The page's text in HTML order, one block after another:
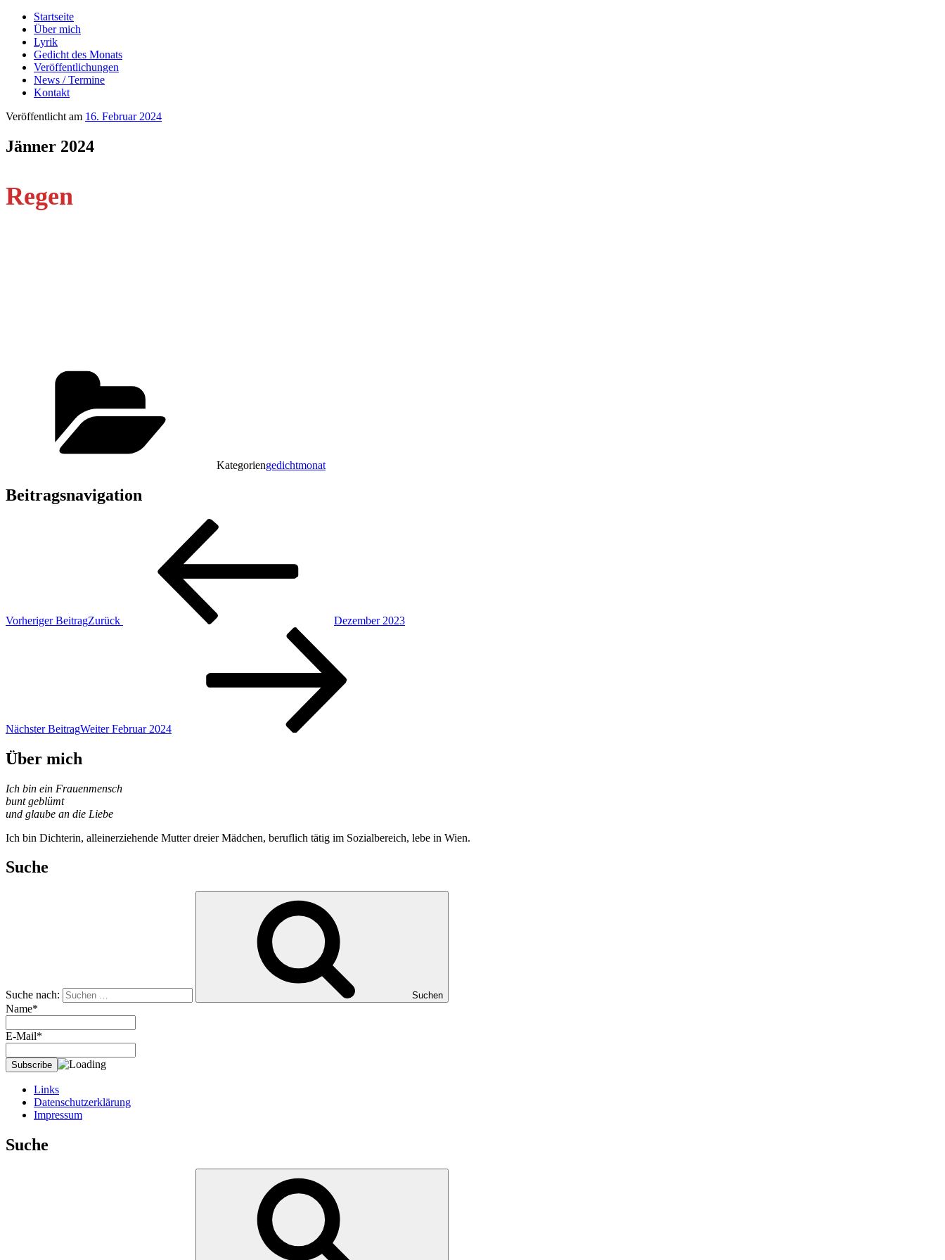
Startseite
Über mich
Lyrik
Gedicht des Monats
Veröffentlichungen
News / Termine
Kontakt
Veröffentlicht am 16. Februar 2024
Jänner 2024
Regen
Kategoriengedichtmonat
Beitragsnavigation
Vorheriger BeitragZurück Dezember 2023
Nächster BeitragWeiter Februar 2024
Über mich
Ich bin ein Frauenmensch
bunt geblümt
und glaube an die Liebe
Ich bin Dichterin, alleinerziehende Mutter dreier Mädchen, beruflich tätig im Sozialbereich, lebe in Wien.
Suche
Suche nach: Suchen
Name*
E-Mail*
Links
Datenschutzerklärung
Impressum
Suche